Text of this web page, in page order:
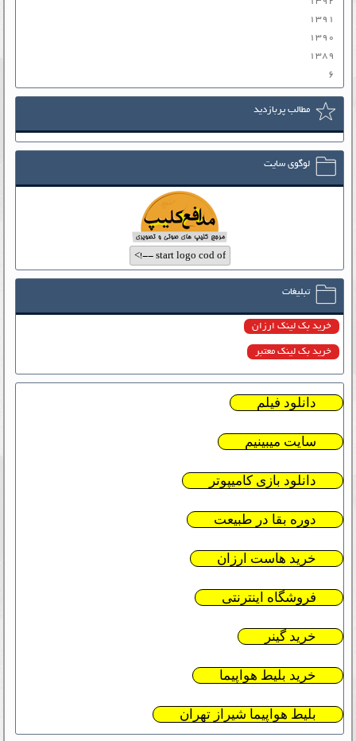
۱۳۹۱
۱۳۹۰
۱۳۸۹
۶
مطالب پربازدید
لوگوی سایت
تبلیغات
خرید بک لینک ارزان
خرید بک لینک معتبر
دانلود فیلم
سایت میبینیم
دانلود بازی کامیپوتر
دوره بقا در طبیعت
خرید هاست ارزان
فروشگاه اینترنتی
خرید گینر
خرید بلیط هواپیما
بلیط هواپیما شیراز تهران